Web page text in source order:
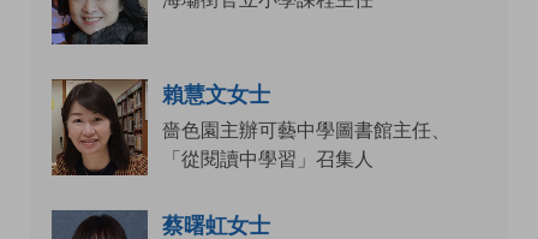
賴慧文女士
嗇色園主辦可藝中學圖書館主任、
「從閱讀中學習」召集人
蔡曙虹女士